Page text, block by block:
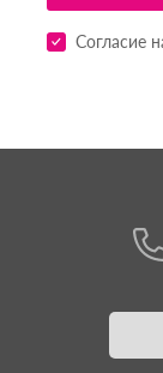
Согласие